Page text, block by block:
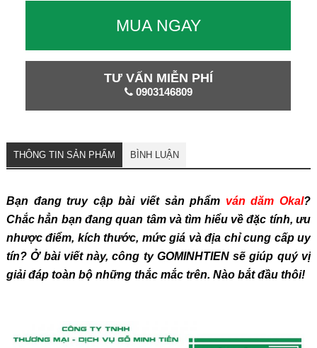
MUA NGAY
TƯ VẤN MIỄN PHÍ
0903146809
THÔNG TIN SẢN PHẨM BÌNH LUẬN
Bạn đang truy cập bài viết sản phẩm ván dăm Okal?
Chắc hẳn bạn đang quan tâm và tìm hiểu về đặc tính, ưu
nhược điểm, kích thước, mức giá và địa chỉ cung cấp uy
tín? Ở bài viết này, công ty GOMINHTIEN sẽ giúp quý vị
giải đáp toàn bộ những thắc mắc trên. Nào bắt đầu thôi!